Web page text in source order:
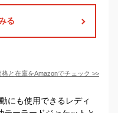
る
格と在庫をAmazonでチェック >>
にも使用できるレディ